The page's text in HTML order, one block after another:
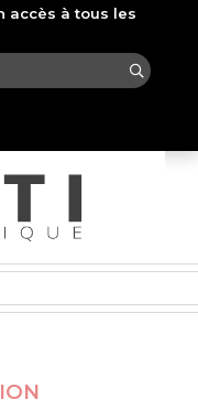
accès à tous les